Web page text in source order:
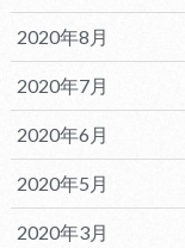
2020年8月
2020年7月
2020年6月
2020年5月
2020年3月